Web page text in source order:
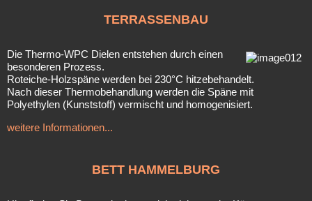
TERRASSENBAU
Die Thermo-WPC Dielen entstehen durch einen
besonderen Prozess.
Roteiche-Holzspäne werden bei 230°C hitzebehandelt.
Nach dieser Thermobehandlung werden die Späne mit
Polyethylen (Kunststoff) vermischt und homogenisiert.
weitere Informationen...
BETT HAMMELBURG